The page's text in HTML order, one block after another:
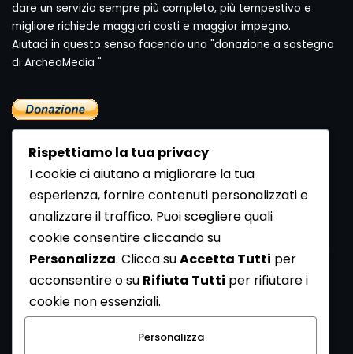
dare un servizio sempre più completo, più tempestivo e
migliore richiede maggiori costi e maggior impegno.
Aiutaci in questo senso facendo una "donazione a sostegno
di ArcheoMedia "
Newsletter
Se vuoi ricevere la Rivista gratuita di archeologia realizzata
dalla Redazione di ArcheoMedia iscriviti alla nostra
Newsletter [Clicca Qui]
Con l'invio del messaggio l'utente dichiara di aver letto
l’informativa sulla privacy e di acconsentire al trattamento
Rispettiamo la tua privacy
I cookie ci aiutano a migliorare la tua
esperienza, fornire contenuti personalizzati e
analizzare il traffico. Puoi scegliere quali
cookie consentire cliccando su
Personalizza. Clicca suAccetta Tutti per
acconsentire o su Rifiuta Tutti per rifiutare i
cookie non essenziali.
Personalizza